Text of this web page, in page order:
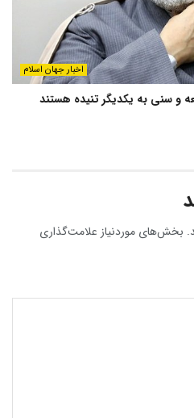
اخبار جهان اسلام
و سنی به یکدیگر تنیده هستند
بخش‌های موردنیاز علامت‌گذاری